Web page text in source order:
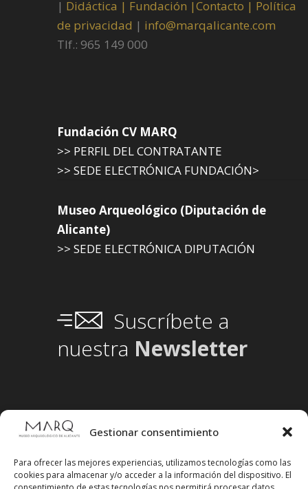
Gestionar consentimiento
Para ofrecer las mejores experiencias, utilizamos tecnologías como las
cookies para almacenar y/o acceder a la información del dispositivo. El
| Didáctica | Fundación |Contacto | Política
de privacidad | info@marqalicante.com
Tlf.: 965 149 000
Fundación CV MARQ
>> PERFIL DEL CONTRATANTE
>> SEDE ELECTRÓNICA FUNDACIÓN>
Museo Arqueológico (Diputación de
Alicante)
>> SEDE ELECTRÓNICA DIPUTACIÓN
Suscríbete a
nuestra Newsletter